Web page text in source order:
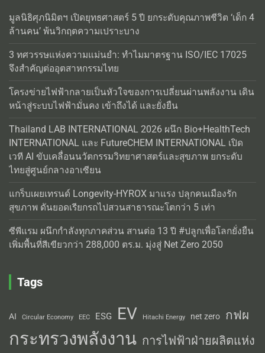
มูลนิธิศุภนิมิตฯ เปิดยุทธศาสตร์ 5 ปี ยกระดับคุณภาพชีวิต ‘เด็ก 4
ล้านคน’ พ้นวิกฤตความเปราะบาง
3 ทศวรรษแห่งความแม่นยำ: ทำไมมาตรฐาน ISO/IEC 17025
จึงสำคัญต่ออุตสาหกรรมไทย
โครงข่ายไฟฟ้ากลายเป็นหัวใจของการเปลี่ยนผ่านพลังงาน เดิน
หน้าสู่ระบบไฟฟ้ามั่นคง เข้าถึงได้ และยั่งยืน
Thailand LAB INTERNATIONAL 2026 ผนึก Bio+HealthTech
INTERNATIONAL และ FutureCHEM INTERNATIONAL เปิด
เวที AI ขับเคลื่อนนวัตกรรมวิทยาศาสตร์และสุขภาพ ยกระดับ
ไทยสู่ศูนย์กลางอาเซียน
แกร็บเผยเทรนด์ Longevity-HYROX มาแรง ปลุกคนเมืองรัก
สุขภาพ ดันยอดเรียกรถไปสวนสาธารณะโตกว่า 5 เท่า
ซีพีแรม ผนึกกำลังทุกภาคส่วน สานต่อ 13 ปี #ปลูกเพื่อโลกยั่งยืน
เพิ่มพื้นที่สีเขียวกว่า 288,000 ตร.ม. มุ่งสู่ Net Zero 2050
Tags
AI Circular Economy EEC ESG EV Hitachi Energy net zero กฟผ
กระทรวงพลังงาน การไฟฟ้าฝ่ายผลิตแห่ง